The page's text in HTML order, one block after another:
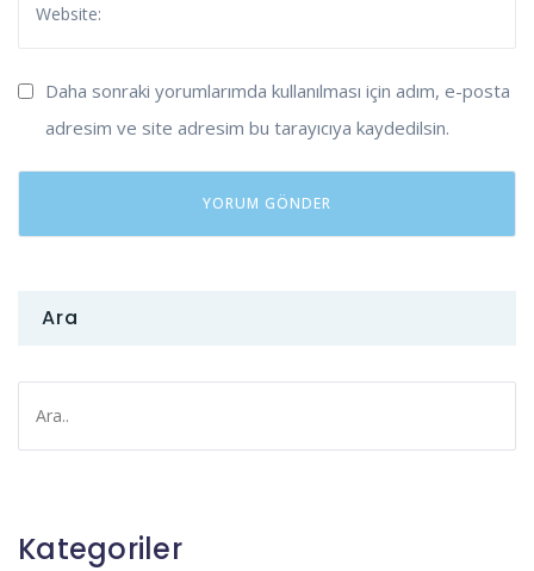
Daha sonraki yorumlarımda kullanılması için adım, e-posta
adresim ve site adresim bu tarayıcıya kaydedilsin.
Ara
Kategoriler